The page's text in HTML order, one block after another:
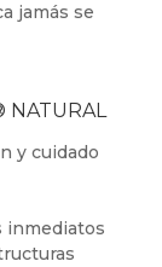
jamás se
NATURAL
y cuidado
inmediatos